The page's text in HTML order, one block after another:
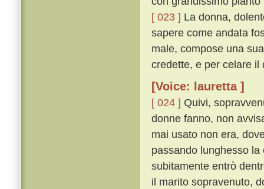
[ 023 ] La donna,
sapere come andata
male, compose una
credette, e per celare il
[Voice: lauretta ]
[ 024 ] Quivi,
donne fanno, non
mai usato non era,
passando lunghesso
subitamente entrò
il marito sopravenuto,